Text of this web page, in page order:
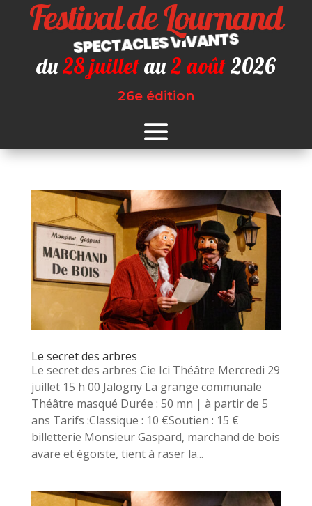
Festival de Lournand
SPECTACLES VIVANTS
du28 juilletau2 août2026
26e édition
Le secret des arbres
Le secret des arbres Cie Ici Théâtre Mercredi 29
juillet 15 h 00 Jalogny La grange communale
Théâtre masqué Durée : 50 mn | à partir de 5
ans Tarifs :Classique : 10 €Soutien : 15 €
billetterie Monsieur Gaspard, marchand de bois
avare et égoïste, tient à raser la...